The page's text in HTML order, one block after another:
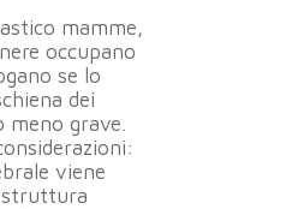
mamme,
occupano
se lo
dei
meno grave.
viene
struttura